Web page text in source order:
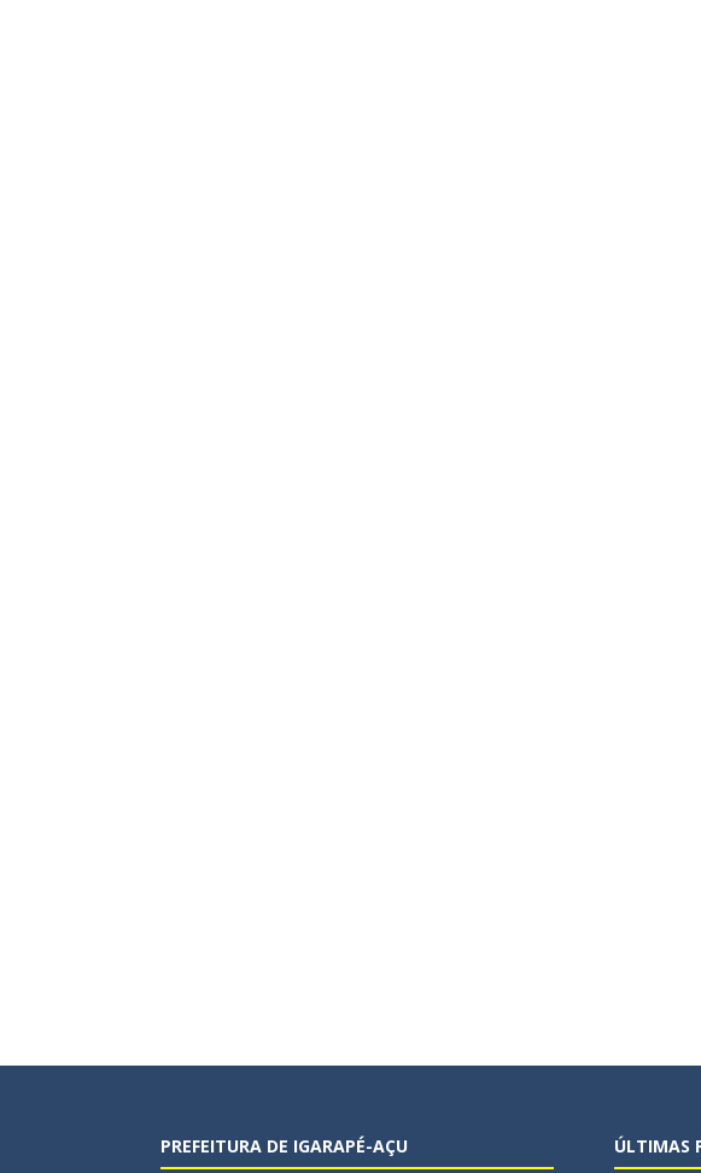
PREFEITURA DE IGARAPÉ-AÇU ÚLTIMAS